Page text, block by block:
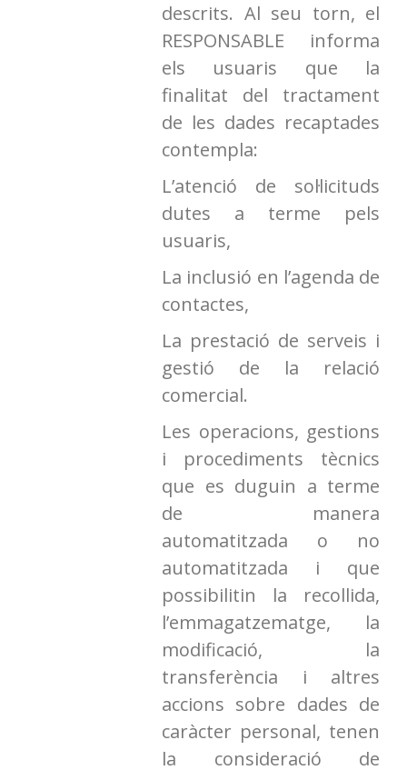
descrits. Al seu torn, el
RESPONSABLE informa
els usuaris que la
finalitat del tractament
de les dades recaptades
contempla:
L’atenció de sol·licituds
dutes a terme pels
usuaris,
La inclusió en l’agenda de
contactes,
La prestació de serveis i
gestió de la relació
comercial.
Les operacions, gestions
i procediments tècnics
que es duguin a terme
de manera
automatitzada o no
automatitzada i que
possibilitin la recollida,
l’emmagatzematge, la
modificació, la
transferència i altres
accions sobre dades de
caràcter personal, tenen
la consideració de